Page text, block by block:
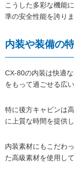
こうした多彩な機能
準の安全性能を誇りま
内装や装備の
CX-80の内装は快適
をもって過ごせる広
特に後方キャビンは
に上質な時間を提供し
内装素材にもこだわ
た高級素材を使用して